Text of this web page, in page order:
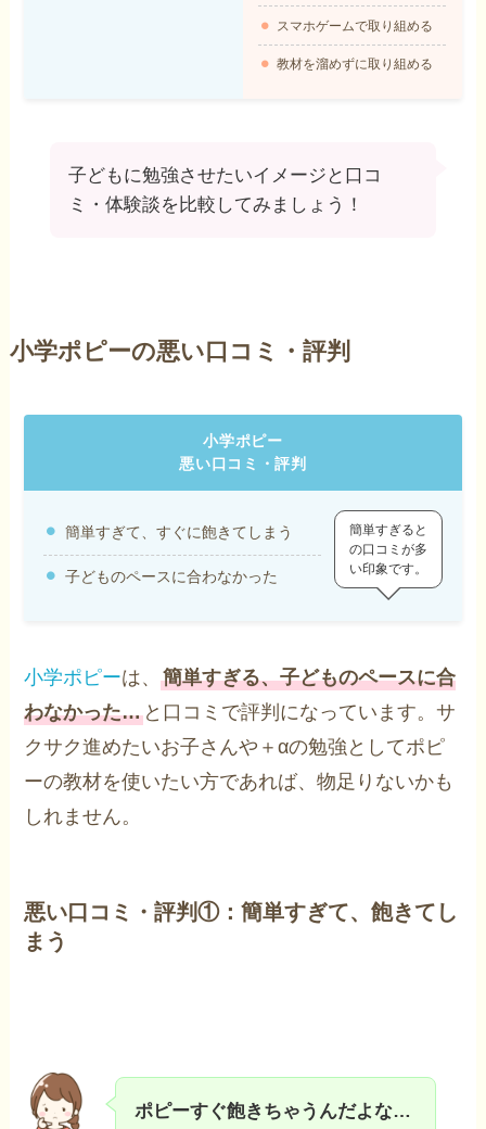
スマホゲームで取り組める
教材を溜めずに取り組める
子どもに勉強させたいイメージと口コ
ミ・体験談を比較してみましょう！
小学ポピーの悪い口コミ・評判
小学ポピー
悪い口コミ・評判
簡単すぎて、すぐに飽きてしまう
子どものペースに合わなかった
簡単すぎると
の口コミが多
い印象です。
小学ポピーは、簡単すぎる、子どものペースに合
わなかった… と口コミで評判になっています。サ
クサク進めたいお子さんや＋αの勉強としてポピ
ーの教材を使いたい方であれば、物足りないかも
しれません。
悪い口コミ・評判①：簡単すぎて、飽きてし
まう
ポピーすぐ飽きちゃうんだよな…